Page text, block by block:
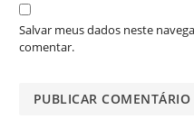
Salvar meus dados neste
comentar.